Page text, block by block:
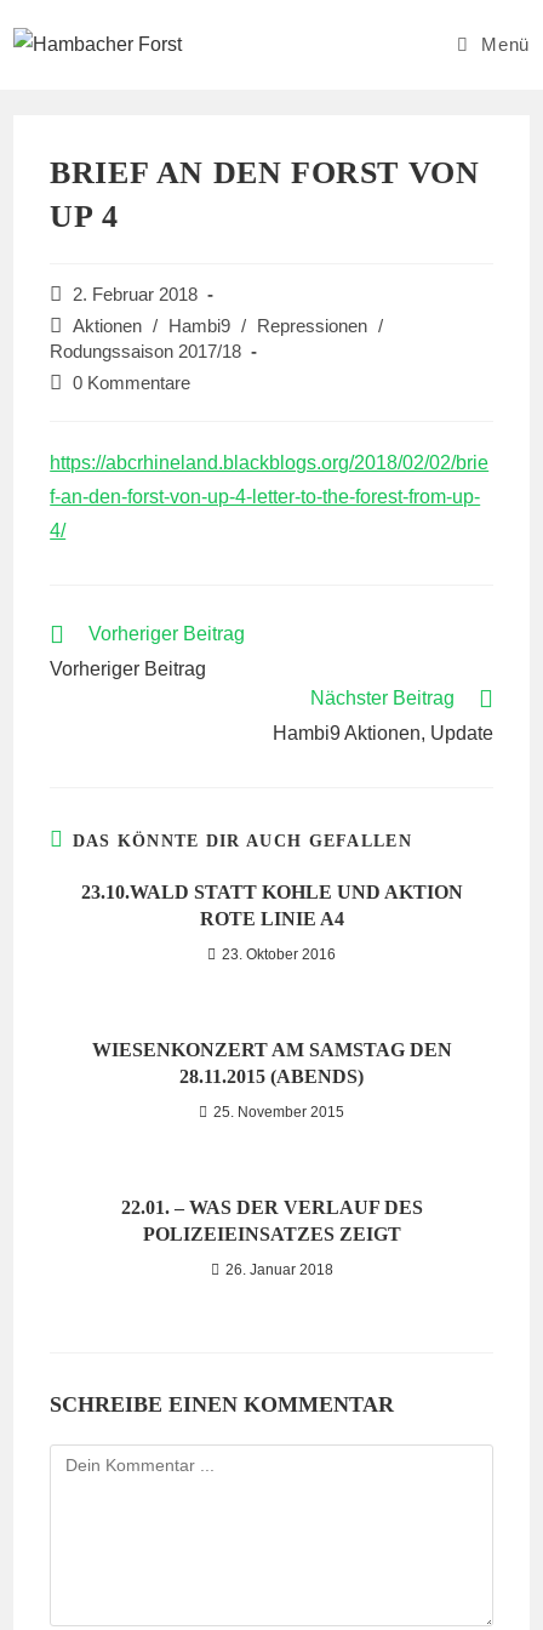
Inhalt
Menü
BRIEF AN DEN FORST VON
UP 4
Beitrag
veröffentlicht:
2. Februar 2018
Beitrags-
Kategorie:
Aktionen / Hambi9 / Repressionen /
Rodungssaison 2017/18
Beitrags-
0 Kommentare
https://abcrhineland.blackblogs.org/2018/02/02/brie
f-an-den-forst-von-up-4-letter-to-the-forest-from-up-
4/
WEITERE
ANSEHEN
Vorheriger Beitrag
Vorheriger Beitrag
Nächster Beitrag
Hambi9 Aktionen, Update
DAS KÖNNTE DIR AUCH GEFALLEN
23.10.WALD STATT KOHLE UND AKTION
ROTE LINIE A4
23. Oktober 2016
WIESENKONZERT AM SAMSTAG DEN
28.11.2015 (ABENDS)
25. November 2015
22.01. – WAS DER VERLAUF DES
POLIZEIEINSATZES ZEIGT
26. Januar 2018
SCHREIBE EINEN KOMMENTAR
Kommentieren